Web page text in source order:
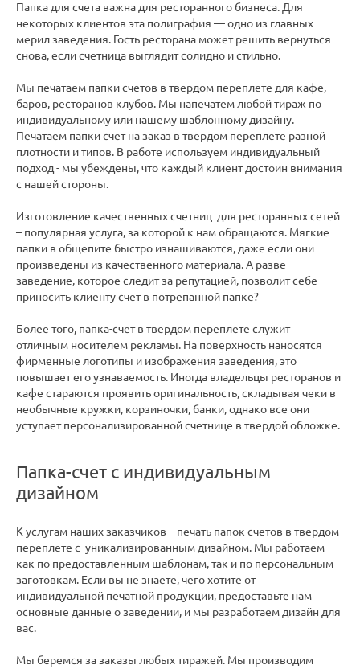
Папка для счета важна для ресторанного бизнеса. Для
некоторых клиентов эта полиграфия — одно из главных
мерил заведения. Гость ресторана может решить вернуться
снова, если счетница выглядит солидно и стильно.
Мы печатаем папки счетов в твердом переплете для кафе,
баров, ресторанов клубов. Мы напечатем любой тираж по
индивидуальному или нашему шаблонному дизайну.
Печатаем папки счет на заказ в твердом переплете разной
плотности и типов. В работе используем индивидуальный
подход - мы убеждены, что каждый клиент достоин внимания
с нашей стороны.
Изготовление качественных счетниц для ресторанных сетей
– популярная услуга, за которой к нам обращаются. Мягкие
папки в общепите быстро изнашиваются, даже если они
произведены из качественного материала. А разве
заведение, которое следит за репутацией, позволит себе
приносить клиенту счет в потрепанной папке?
Более того, папка-счет в твердом переплете служит
отличным носителем рекламы. На поверхность наносятся
фирменные логотипы и изображения заведения, это
повышает его узнаваемость. Иногда владельцы ресторанов и
кафе стараются проявить оригинальность, складывая чеки в
необычные кружки, корзиночки, банки, однако все они
уступает персонализированной счетнице в твердой обложке.
Папка-счет с индивидуальным
дизайном
К услугам наших заказчиков – печать папок счетов в твердом
переплете с уникализированным дизайном. Мы работаем
как по предоставленным шаблонам, так и по персональным
заготовкам. Если вы не знаете, чего хотите от
индивидуальной печатной продукции, предоставьте нам
основные данные о заведении, и мы разработаем дизайн для
вас.
Мы беремся за заказы любых тиражей. Мы производим